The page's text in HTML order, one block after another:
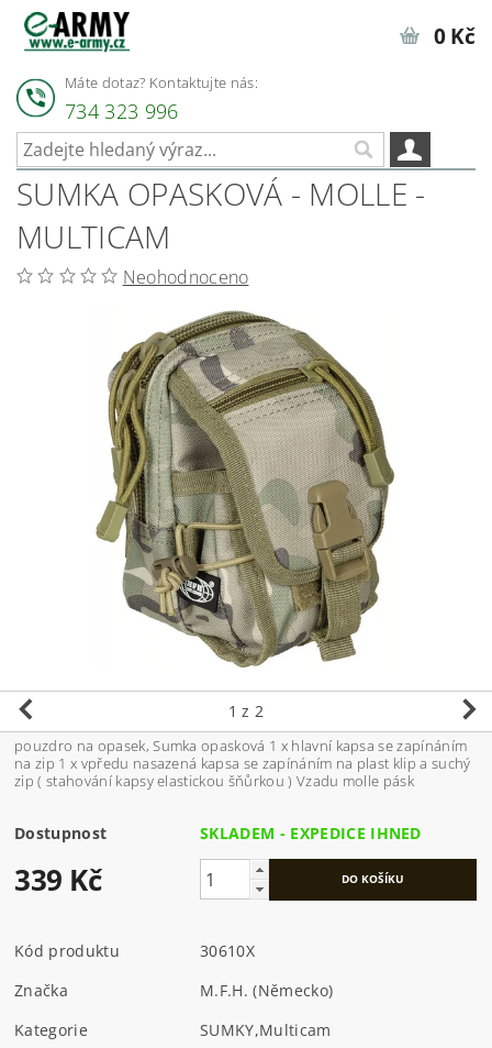
Máte dotaz? Kontaktujte nás:
734 323 996
0 Kč
SUMKA OPASKOVÁ - MOLLE -
MULTICAM
Neohodnoceno
1 z 2
pouzdro na opasek, Sumka opasková 1 x hlavní kapsa se zapínáním
na zip 1 x vpředu nasazená kapsa se zapínáním na plast klip a suchý
zip ( stahování kapsy elastickou šňůrkou ) Vzadu molle pásk
Dostupnost SKLADEM - EXPEDICE IHNED
339 Kč
Kód produktu
30610X
Značka
M.F.H. (Německo)
Kategorie
SUMKY,Multicam